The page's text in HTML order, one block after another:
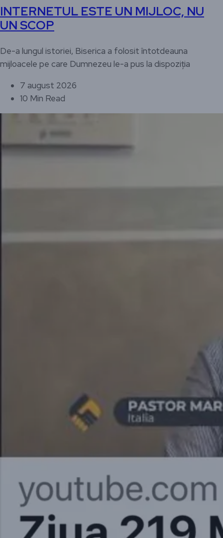
INTERNETUL ESTE UN MIJLOC, NU
UN SCOP
De-a lungul istoriei, Biserica a folosit întotdeauna
mijloacele pe care Dumnezeu le-a pus la dispoziția
7 august 2026
10 Min Read